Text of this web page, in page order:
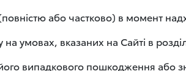
або частково) в момент
умовах, вказаних на Сайті в
випадкового пошкодження